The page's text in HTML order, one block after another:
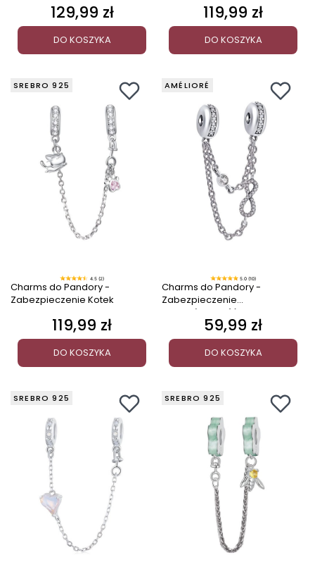
Cena
129,99 zł
DO KOSZYKA
Cena
119,99 zł
DO KOSZYKA
SREBRO 925
4.5 (2)
Charms do Pandory -
Zabezpieczenie Kotek
Cena
119,99 zł
DO KOSZYKA
AMÉLIORÉ
5.0 (10)
Charms do Pandory -
Zabezpieczenie
Nieskończoność
Cena
59,99 zł
DO KOSZYKA
SREBRO 925 SREBRO 925